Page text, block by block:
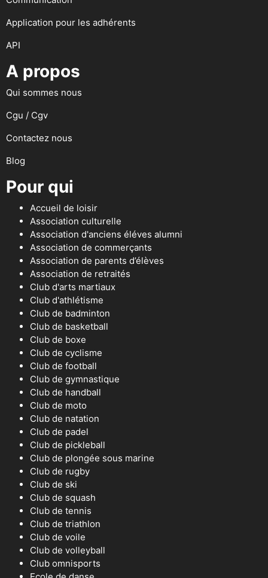
Application pour les adhérents
API
A propos
Qui sommes nous
Cgu / Cgv
Contactez nous
Blog
Pour qui
Accueil de loisir
Association culturelle
Association d'anciens éléves alumni
Association de commerçants
Association de parents d’élèves
Association de retraités
Club d'arts martiaux
Club d'athlétisme
Club de badminton
Club de basketball
Club de boxe
Club de cyclisme
Club de football
Club de gymnastique
Club de handball
Club de moto
Club de natation
Club de padel
Club de pickleball
Club de plongée sous marine
Club de rugby
Club de ski
Club de squash
Club de tennis
Club de triathlon
Club de voile
Club de volleyball
Club omnisports